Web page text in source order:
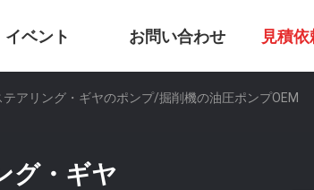
イベント お問い合わせ 見積依
アリング・ギヤのポンプ/掘削機の油圧ポンプOEM
グ・ギヤ